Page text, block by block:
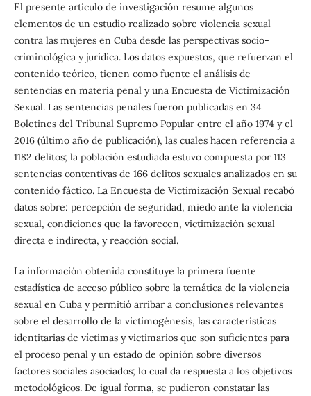
El presente artículo de investigación resume algunos
elementos de un estudio realizado sobre violencia sexual
contra las mujeres en Cuba desde las perspectivas socio-
criminológica y jurídica. Los datos expuestos, que refuerzan el
contenido teórico, tienen como fuente el análisis de
sentencias en materia penal y una Encuesta de Victimización
Sexual. Las sentencias penales fueron publicadas en 34
Boletines del Tribunal Supremo Popular entre el año 1974 y el
2016 (último año de publicación), las cuales hacen referencia a
1182 delitos; la población estudiada estuvo compuesta por 113
sentencias contentivas de 166 delitos sexuales analizados en su
contenido fáctico. La Encuesta de Victimización Sexual recabó
datos sobre: percepción de seguridad, miedo ante la violencia
sexual, condiciones que la favorecen, victimización sexual
directa e indirecta, y reacción social.
La información obtenida constituye la primera fuente
estadística de acceso público sobre la temática de la violencia
sexual en Cuba y permitió arribar a conclusiones relevantes
sobre el desarrollo de la victimogénesis, las características
identitarias de víctimas y victimarios que son suficientes para
el proceso penal y un estado de opinión sobre diversos
factores sociales asociados; lo cual da respuesta a los objetivos
metodológicos. De igual forma, se pudieron constatar las